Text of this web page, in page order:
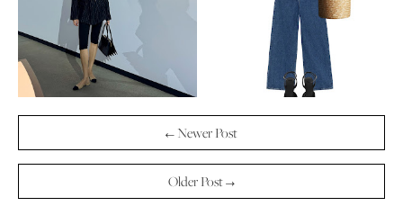
← Newer Post
Older Post →